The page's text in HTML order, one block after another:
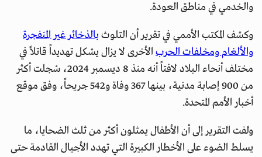
والخدمي في مناطق العودة.
وكشف المكتب الأممي في تقرير أن التلوث بالذخائر غير المنفجرة
والألغام ومخلفات الحرب الأخرى لا يزال يشكل تهديداً قاتلاً في
مختلف أنحاء البلاد لافتاً أنه منذ 8 ديسمبر 2024، سُجلت أكثر
من 900 إصابة مدنية، بينها 367 وفاة و542 جريحاً، وفق موقع
أخبار الأمم المتحدة.
ولفت التقرير إلى أن الأطفال يمثلون أكثر من ثلث الضحايا، ما
يسلط الضوء على الأخطار الكبيرة التي تهدد الأجيال القادمة حتى